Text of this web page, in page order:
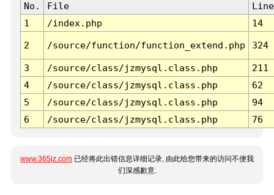
No. File
Line
1
/index.php 14
2 /source/function/function_extend.php 324
3 /source/class/jzmysql.class.php
211
4
/source/class/jzmysql.class.php
62
5
/source/class/jzmysql.class.php
94
6
/source/class/jzmysql.class.php 76
www.365jz.com 已经将此出错信息详细记录, 由此给您带来的访问不便我
们深感歉意.